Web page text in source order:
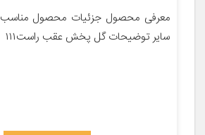
معرفی محصول جزئیات محصول مناسب
سایر توضیحات گل پخش عقب راست۱۱۱